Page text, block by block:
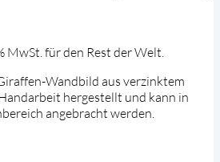
MwSt. für den Rest der Welt.
Wandbild aus verzinktem
hergestellt und kann in
angebracht werden.